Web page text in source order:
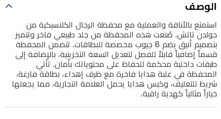
أنيق
يضم
8
جيوب
مخصصة
للبطاقات.
تتضمن
الوصف
استمتع بالأناقة والعملية مع محفظة الرجال الكلاسيكية من
جولدن تاتش. صُنعت هذه المحفظة من جلد طبيعي فاخر وتتميز
بتصميم أنيق يضم 8 جيوب مخصصة للبطاقات. تتضمن المحفظة
قسماً إضافياً قابلاً للفصل لتعديل السعة التخزينية، بالإضافة إلى
طبقات داخلية محكمة للحفاظ على محتوياتك بأمان. تأتي
المحفظة في علبة هدايا فاخرة مع ظرف إهداء، بطاقة فارغة،
شريط للتغليف، وكيس هدايا يحمل العلامة التجارية، مما يجعلها
خياراً مثالياً كهدية راقية.